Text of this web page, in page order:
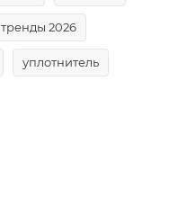
тренды 2026
уплотнитель